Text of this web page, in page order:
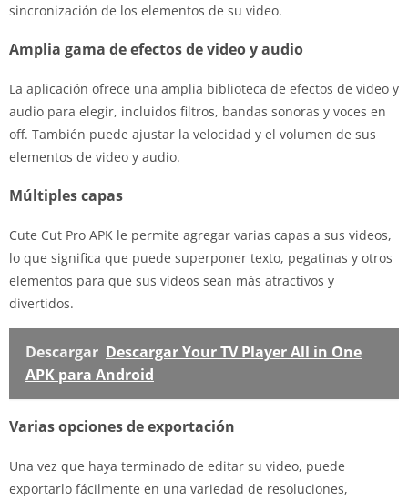
sincronización de los elementos de su video.
Amplia gama de efectos de video y audio
La aplicación ofrece una amplia biblioteca de efectos de video y
audio para elegir, incluidos filtros, bandas sonoras y voces en
off. También puede ajustar la velocidad y el volumen de sus
elementos de video y audio.
Múltiples capas
Cute Cut Pro APK le permite agregar varias capas a sus videos,
lo que significa que puede superponer texto, pegatinas y otros
elementos para que sus videos sean más atractivos y
divertidos.
Descargar Descargar Your TV Player All in One
APK para Android
Varias opciones de exportación
Una vez que haya terminado de editar su video, puede
exportarlo fácilmente en una variedad de resoluciones,